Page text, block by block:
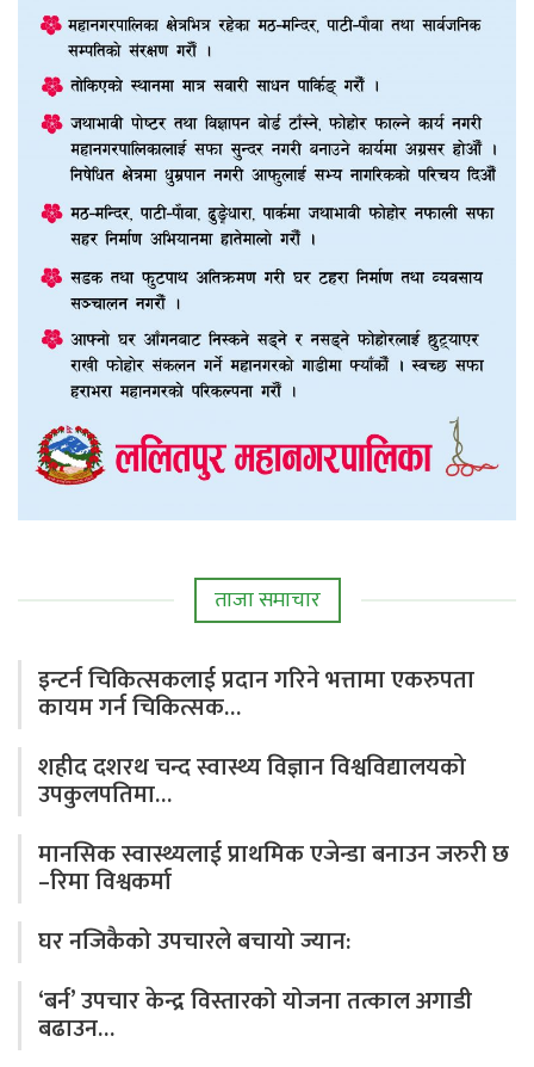
ताजा समाचार
इन्टर्न चिकित्सकलाई प्रदान गरिने भत्तामा एकरुपता
कायम गर्न चिकित्सक…
शहीद दशरथ चन्द स्वास्थ्य विज्ञान विश्वविद्यालयको
उपकुलपतिमा…
मानसिक स्वास्थ्यलाई प्राथमिक एजेन्डा बनाउन जरुरी छ
–रिमा विश्वकर्मा
घर नजिकैको उपचारले बचायो ज्यान:
‘बर्न’ उपचार केन्द्र विस्तारको योजना तत्काल अगाडी
बढाउन…